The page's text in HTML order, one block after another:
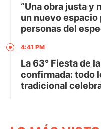
“Una obra justa y
un nuevo espacio
personas del
4:41 PM
La 63° Fiesta de
confirmada: todo
tradicional